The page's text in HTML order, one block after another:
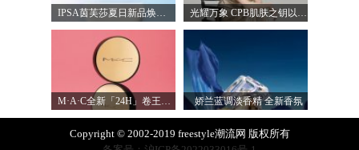
IPSA茵芙莎夏日新品焕新登场 定制级调色 光耀万象 CPB肌肤之钥以镜头记录妮可·基
M·A·C全新「24H」卷王金气垫中国首发 实 娇兰蓝调淡香精 全新香氛
Copyright © 2002-2019 freestyle潮流网 版权所有